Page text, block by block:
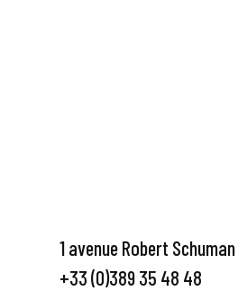
1 avenue Robert
+33 (0)389 35 48 48